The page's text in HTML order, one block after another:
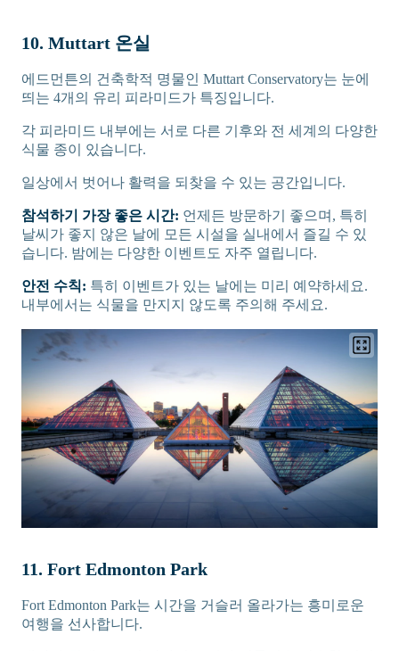
10. Muttart 온실
에드먼튼의 건축학적 명물인 Muttart Conservatory는 눈에
띄는 4개의 유리 피라미드가 특징입니다.
각 피라미드 내부에는 서로 다른 기후와 전 세계의 다양한
식물 종이 있습니다.
일상에서 벗어나 활력을 되찾을 수 있는 공간입니다.
참석하기 가장 좋은 시간: 언제든 방문하기 좋으며, 특히
날씨가 좋지 않은 날에 모든 시설을 실내에서 즐길 수 있
습니다. 밤에는 다양한 이벤트도 자주 열립니다.
안전 수칙: 특히 이벤트가 있는 날에는 미리 예약하세요.
내부에서는 식물을 만지지 않도록 주의해 주세요.
11. Fort Edmonton Park
Fort Edmonton Park는 시간을 거슬러 올라가는 흥미로운
여행을 선사합니다.